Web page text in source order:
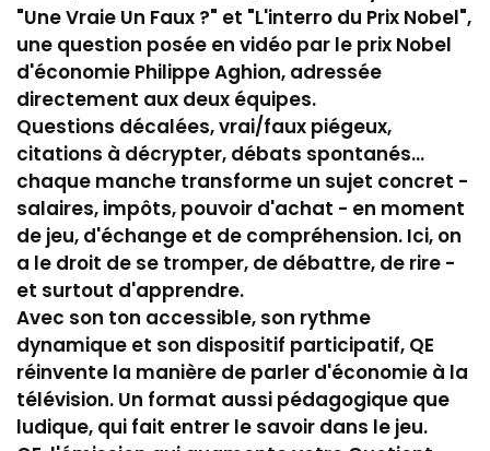
"Une Vraie Un Faux ?" et "L'interro du Prix Nobel",
une question posée en vidéo par le prix Nobel
d'économie Philippe Aghion, adressée
directement aux deux équipes.
Questions décalées, vrai/faux piégeux,
citations à décrypter, débats spontanés...
chaque manche transforme un sujet concret -
salaires, impôts, pouvoir d'achat - en moment
de jeu, d'échange et de compréhension. Ici, on
a le droit de se tromper, de débattre, de rire -
et surtout d'apprendre.
Avec son ton accessible, son rythme
dynamique et son dispositif participatif, QE
réinvente la manière de parler d'économie à la
télévision. Un format aussi pédagogique que
ludique, qui fait entrer le savoir dans le jeu.